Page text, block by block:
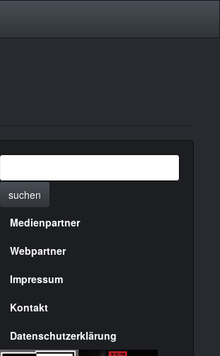
suchen
Menülinks
rechte
Seite
Medienpartner
Webpartner
Impressum
Kontakt
Datenschutzerklärung